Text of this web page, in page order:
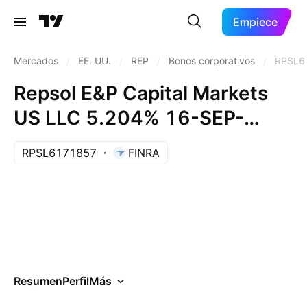
Empiece
Mercados EE. UU. REP Bonos corporativos
Repsol E&P Capital Markets
US LLC 5.204% 16-SEP-
2030
RPSL6171857 FINRA
ResumenPerfilMás